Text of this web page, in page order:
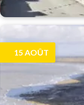
15 AOÛT